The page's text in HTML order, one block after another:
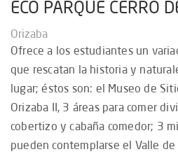
ECO PARQUE CERRO
Orizaba
Ofrece a los estudiantes un
que rescatan la historia y
lugar; éstos son: el Museo de
Orizaba II, 3 áreas para comer
cobertizo y cabaña comedor; 3
pueden contemplarse el Valle de